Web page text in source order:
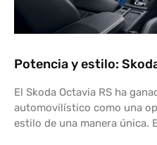
Potencia y estilo:
El Skoda Octavia RS ha
automovilístico como una
estilo de una manera única.